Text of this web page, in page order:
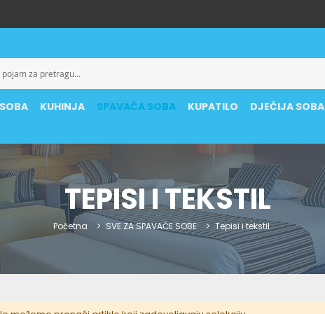
KUHINJA SPAVAĆA SOBA KUPATILO DJEČIJA SOBA
TEPISI I TEKSTIL
Početna SVE ZA SPAVAĆE SOBE Tepisi i tekstil